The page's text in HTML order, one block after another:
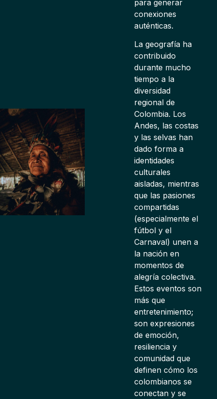
para generar
conexiones
auténticas.
La geografía ha
contribuido
durante mucho
tiempo a la
diversidad
regional de
Colombia. Los
Andes, las costas
y las selvas han
dado forma a
identidades
culturales
aisladas, mientras
que las pasiones
compartidas
(especialmente el
fútbol y el
Carnaval) unen a
la nación en
momentos de
alegría colectiva.
Estos eventos son
más que
entretenimiento;
son expresiones
de emoción,
resiliencia y
comunidad que
definen cómo los
colombianos se
conectan y se